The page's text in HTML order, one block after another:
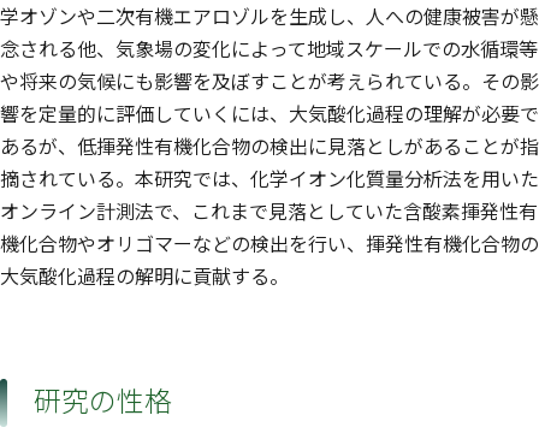
学オゾンや二次有機エアロゾルを生成し、人への健康被害が懸
念される他、気象場の変化によって地域スケールでの水循環等
や将来の気候にも影響を及ぼすことが考えられている。その影
響を定量的に評価していくには、大気酸化過程の理解が必要で
あるが、低揮発性有機化合物の検出に見落としがあることが指
摘されている。本研究では、化学イオン化質量分析法を用いた
オンライン計測法で、これまで見落としていた含酸素揮発性有
機化合物やオリゴマーなどの検出を行い、揮発性有機化合物の
大気酸化過程の解明に貢献する。
研究の性格